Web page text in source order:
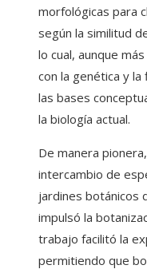
morfológicas para
según la similitud
lo cual, aunque
con la genética y
las bases
la biología actual.
De manera
intercambio de
jardines botánicos
impulsó la
trabajo facilitó la
permitiendo que